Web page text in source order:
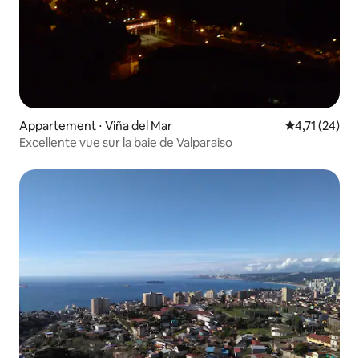
Appartement ⋅ Viña del Mar Évaluation
4,71 (24)
Excellente vue sur la baie de Valparaiso